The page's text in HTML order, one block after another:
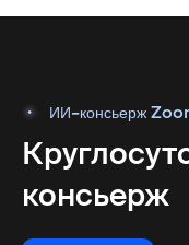
ИИ-консьерж
консьерж